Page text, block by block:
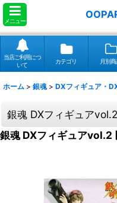
メニュー
当店ご利用につ
いて
カテゴリ 月別
ホーム > 銀魂 > DXフィギュア・
銀魂 DXフィギュアvol.2
銀魂 DXフィギュアvol.2